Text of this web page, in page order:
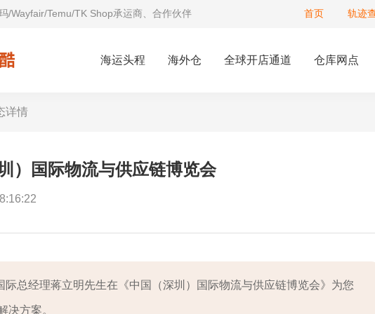
Wayfair/Temu/TK Shop承运商、合作伙伴 首页 轨迹
海运头程 海外仓 全球开店通道 仓库网点
详情
）国际物流与供应链博览会
际总经理蒋立明先生在《中国（深圳）国际物流与供应链博览会》为您
决方案。